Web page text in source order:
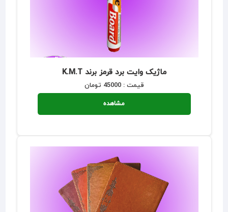
ماژیک وایت برد قرمز برند K.M.T
قیمت : 45000 تومان
مشاهده